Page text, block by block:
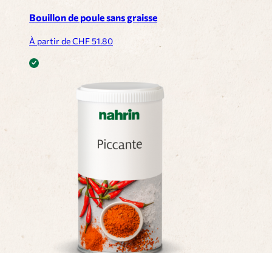
Bouillon de poule sans graisse
À partir de CHF51.80